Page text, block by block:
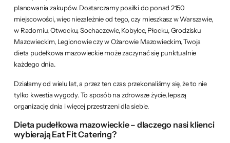
planowania zakupów. Dostarczamy posiłki do ponad 2150
miejscowości, więc niezależnie od tego, czy mieszkasz w Warszawie,
w Radomiu, Otwocku, Sochaczewie, Kobyłce, Płocku, Grodzisku
Mazowieckim, Legionowie czy w Ożarowie Mazowieckim, Twoja
dieta pudełkowa mazowieckie może zaczynać się punktualnie
każdego dnia.
Działamy od wielu lat, a przez ten czas przekonaliśmy się, że to nie
tylko kwestia wygody. To sposób na zdrowsze życie, lepszą
organizację dnia i więcej przestrzeni dla siebie.
Dieta pudełkowa mazowieckie – dlaczego nasi klienci
wybierają Eat Fit Catering?